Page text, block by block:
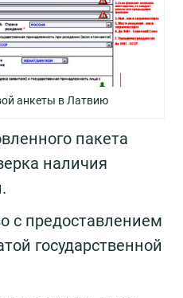
анкеты в Латвию
пакета
наличия
с предоставлением
государственной